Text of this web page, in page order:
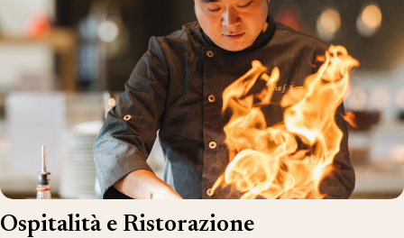
Ospitalità e Ristorazione